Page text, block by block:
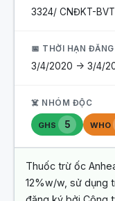
3324/ CNĐKT-
📅 THỜI HẠN
3/4/2020 -> 3/4/
☠️ NHÓM ĐỘC
GHS 5 WHO
Thuốc trừ ốc
12%w/w, sử dụng